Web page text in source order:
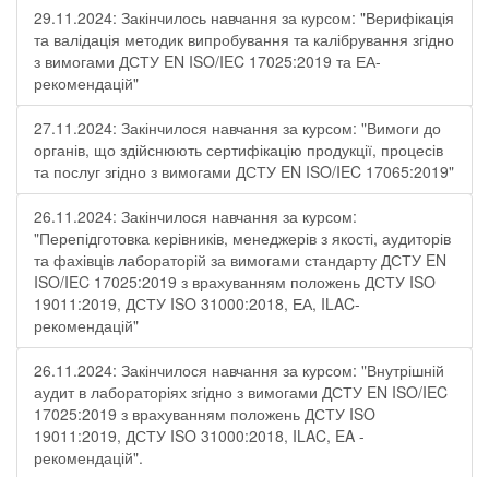
29.11.2024: Закінчилось навчання за курсом: "Верифікація
та валідація методик випробування та калібрування згідно
з вимогами ДСТУ EN ISO/IEC 17025:2019 та ЕА-
рекомендацій"
27.11.2024: Закінчилося навчання за курсом: "Вимоги до
органів, що здійснюють сертифікацію продукції, процесів
та послуг згідно з вимогами ДСТУ EN ISO/IEC 17065:2019"
26.11.2024: Закінчилося навчання за курсом:
"Перепідготовка керівників, менеджерів з якості, аудиторів
та фахівців лабораторій за вимогами стандарту ДСТУ EN
ISO/IEC 17025:2019 з врахуванням положень ДСТУ ISO
19011:2019, ДСТУ ISO 31000:2018, ЕА, ILAC-
рекомендацій"
26.11.2024: Закінчилося навчання за курсом: "Внутрішній
аудит в лабораторіях згідно з вимогами ДСТУ EN ISO/IEC
17025:2019 з врахуванням положень ДСТУ ISO
19011:2019, ДСТУ ISO 31000:2018, ILAC, EA -
рекомендацій".